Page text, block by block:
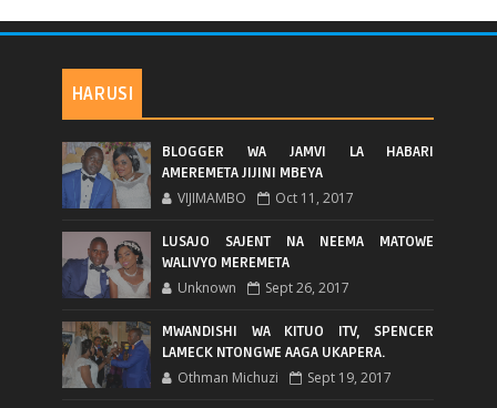
HARUSI
BLOGGER WA JAMVI LA HABARI
AMEREMETA JIJINI MBEYA
VIJIMAMBO Oct 11, 2017
LUSAJO SAJENT NA NEEMA MATOWE
WALIVYO MEREMETA
Unknown Sept 26, 2017
MWANDISHI WA KITUO ITV, SPENCER
LAMECK NTONGWE AAGA UKAPERA.
Othman Michuzi Sept 19, 2017